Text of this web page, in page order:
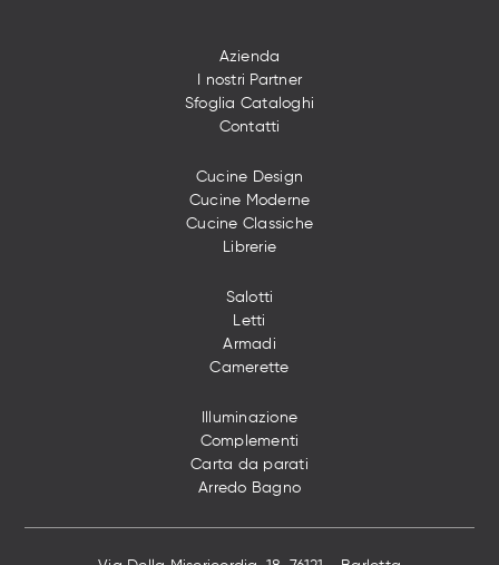
Azienda
I nostri Partner
Sfoglia Cataloghi
Contatti
Cucine Design
Cucine Moderne
Cucine Classiche
Librerie
Salotti
Letti
Armadi
Camerette
Illuminazione
Complementi
Carta da parati
Arredo Bagno